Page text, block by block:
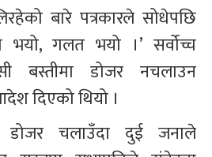
बारे पत्रकारले सोधेपछि
गलत भयो ।’ सर्वोच्च
बस्तीमा डोजर नचलाउन
दिएको थियो ।
डोजर चलाउँदा दुई जनाले